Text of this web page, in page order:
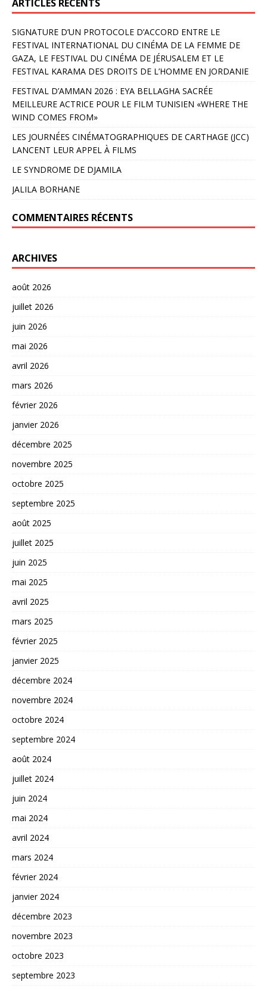
ARTICLES RÉCENTS
SIGNATURE D’UN PROTOCOLE D’ACCORD ENTRE LE
FESTIVAL INTERNATIONAL DU CINÉMA DE LA FEMME DE
GAZA, LE FESTIVAL DU CINÉMA DE JÉRUSALEM ET LE
FESTIVAL KARAMA DES DROITS DE L’HOMME EN JORDANIE
FESTIVAL D’AMMAN 2026 : EYA BELLAGHA SACRÉE
MEILLEURE ACTRICE POUR LE FILM TUNISIEN «WHERE THE
WIND COMES FROM»
LES JOURNÉES CINÉMATOGRAPHIQUES DE CARTHAGE (JCC)
LANCENT LEUR APPEL À FILMS
LE SYNDROME DE DJAMILA
JALILA BORHANE
COMMENTAIRES RÉCENTS
ARCHIVES
août 2026
juillet 2026
juin 2026
mai 2026
avril 2026
mars 2026
février 2026
janvier 2026
décembre 2025
novembre 2025
octobre 2025
septembre 2025
août 2025
juillet 2025
juin 2025
mai 2025
avril 2025
mars 2025
février 2025
janvier 2025
décembre 2024
novembre 2024
octobre 2024
septembre 2024
août 2024
juillet 2024
juin 2024
mai 2024
avril 2024
mars 2024
février 2024
janvier 2024
décembre 2023
novembre 2023
octobre 2023
septembre 2023